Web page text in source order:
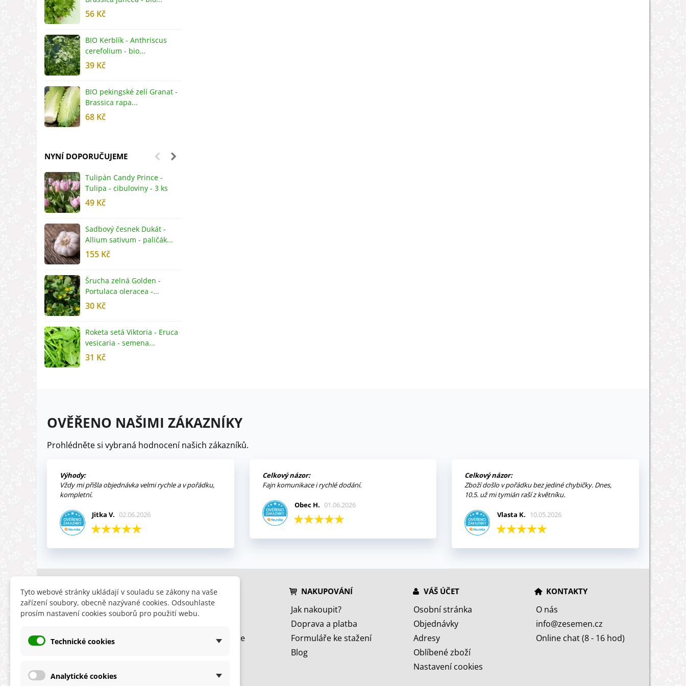
56 Kč
BIO Kerblík - Anthriscus
cerefolium - bio...
39 Kč
BIO pekingské zelí Granat -
Brassica rapa...
68 Kč
NYNÍ DOPORUČUJEME
Tulipán Candy Prince -
Tulipa - cibuloviny - 3 ks
49 Kč
Sadbový česnek Dukát -
Allium sativum - paličák...
155 Kč
Šrucha zelná Golden -
Portulaca oleracea -...
30 Kč
Roketa setá Viktoria - Eruca
vesicaria - semena...
31 Kč
OVĚŘENO NAŠIMI ZÁKAZNÍKY
Prohlédněte si vybraná hodnocení našich zákazníků.
Výhody:
Vždy mi přišla objednávka velmi rychle a v pořádku,
kompletní.
Jitka V. 02.06.2026
Celkový názor:
Fajn komunikace i rychlé dodání.
Obec H. 01.06.2026
Celkový názor:
Zboží došlo v pořádku bez jediné chybičky. Dnes,
10.5. už mi tymián raší z květníku.
Vlasta K. 10.05.2026
INFORMACE
Obchodní podmínky
Ochrana osobních údajů
HLEDÁTE
Slevy
Nyní doporučujeme
NAKUPOVÁNÍ
Jak nakoupit?
Doprava a platba
Formuláře ke stažení
Blog
VÁŠ ÚČET
Osobní stránka
Objednávky
Adresy
Oblíbené zboží
Nastavení cookies
KONTAKTY
O nás
info@zesemen.cz
Online chat (8 - 16 hod)
Tyto webové stránky ukládají v souladu se zákony na vaše
zařízení soubory, obecně nazývané cookies. Odsouhlaste
prosím nastavení cookies souborů pro použití webu.
Technické cookies
Analytické cookies